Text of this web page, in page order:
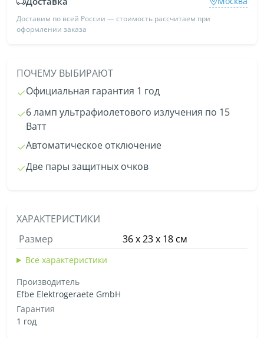
Доставим по всей России — стоимость рассчитаем при
оформлении заказа
ПОЧЕМУ ВЫБИРАЮТ
Официальная гарантия 1 год
6 ламп ультрафиолетового излучения по 15
Ватт
Автоматическое отключение
Две пары защитных очков
ХАРАКТЕРИСТИКИ
Размер
36 х 23 х 18 см
Все характеристики
Производитель
Efbe Elektrogeraete GmbH
Гарантия
1 год